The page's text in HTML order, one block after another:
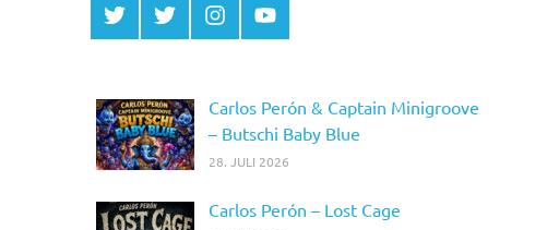
Twitter
MCDP
Twitter
Musicradiostation
InstagramYouTube
Carlos Perón & Captain Minigroove
– Butschi Baby Blue
28. JULI 2026
Carlos Perón – Lost Cage